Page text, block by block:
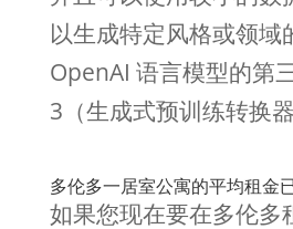
以生成特定风格或领域
OpenAI 语言模型的第
3（生成式预训练转换
多伦多一居室公寓的平均租金
如果您现在要在多伦多